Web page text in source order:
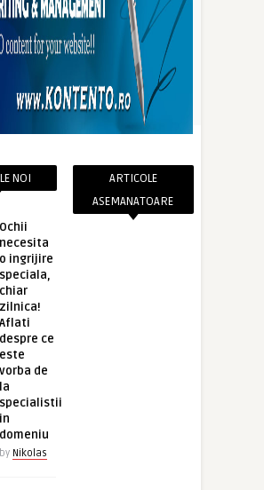
NOI
Ochii
necesita
o ingrijire
speciala,
chiar
zilnica!
Aflati
despre ce
este
vorba de
la
specialistii
in
domeniu
by Nikolas
ARTICOLE
ASEMANATOARE